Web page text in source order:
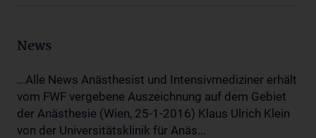
News
...Alle News Anästhesist und Intensivmediziner erhält
vom FWF vergebene Auszeichnung auf dem Gebiet
der Anästhesie (Wien, 25-1-2016) Klaus Ulrich Klein
von der Universitätsklinik für Anäs...